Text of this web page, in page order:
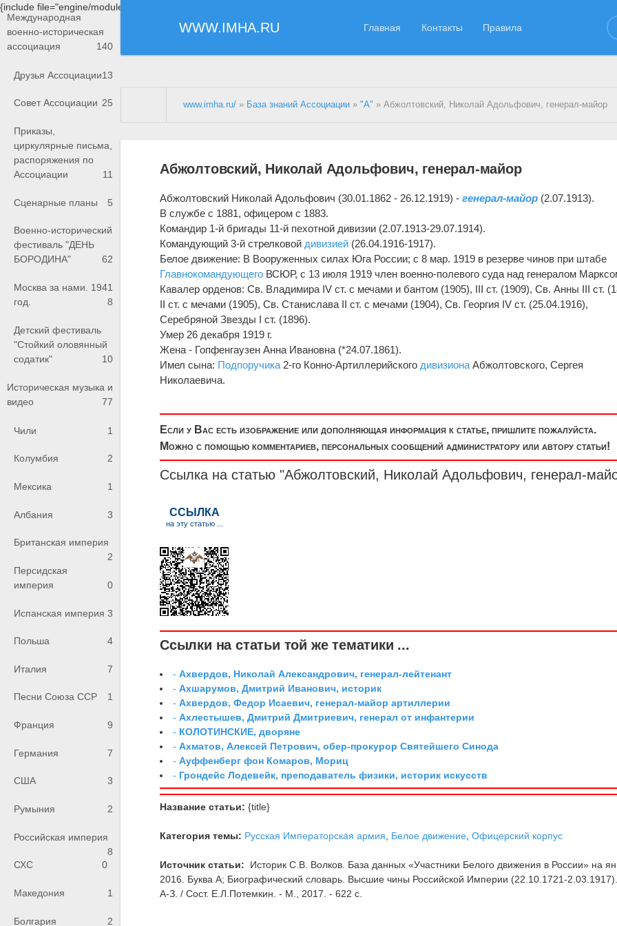
{include file="engine/modules/saperu/head.php"}
WWW.IMHA.RU Главная Контакты Правила
Международная
военно-историческая
ассоциация
140
Друзья Ассоциации13
Совет Ассоциации 25
Приказы,
циркулярные письма,
распоряжения по
Ассоциации
11
Сценарные планы 5
Военно-исторический
фестиваль "ДЕНЬ
БОРОДИНА"
62
Москва за нами. 1941
год.
8
Детский фестиваль
"Стойкий оловянный
содатик"
10
Историческая музыка и
видео
77
Чили 1
Колумбия 2
Мексика 1
Албания 3
Британская империя
2
Персидская
империя
0
Испанская империя 3
Польша 4
Италия 7
Песни Союза ССР 1
Франция 9
Германия 7
США 3
Румыния 2
Российская империя
8
СХС
0
Македония 1
Болгария 2
www.imha.ru/ » База знаний Ассоциации »"А" » Абжолтовский, Николай Адольфович, генерал-майор
Абжолтовский, Николай Адольфович, генерал-майор
Абжолтовский Николай Адольфович (30.01.1862 - 26.12.1919) -генерал-майор (2.07.1913).
В службе с 1881, офицером с 1883.
Командир 1-й бригады 11-й пехотной дивизии (2.07.1913-29.07.1914).
Командующий 3-й стрелковой дивизией (26.04.1916-1917).
Белое движение: В Вооруженных силах Юга России; с 8 мар. 1919 в резерве чинов при штабе
Главнокомандующего ВСЮР, с 13 июля 1919 член военно-полевого суда над генералом
Кавалер орденов: Св. Владимира IV ст. с мечами и бантом (1905), III ст. (1909), Св. Анны III ст.
II ст. с мечами (1905), Св. Станислава II ст. с мечами (1904), Св. Георгия IV ст. (25.04.1916),
Серебряной Звезды I ст. (1896).
Умер 26 декабря 1919 г.
Жена - Гопфенгаузен Анна Ивановна (*24.07.1861).
Имел сына: Подпоручика 2-го Конно-Артиллерийского дивизиона Абжолтовского, Сергея
Николаевича.
Если у Вас есть изображение или дополняющая информация к статье, пришлите пожалуйста.
Можно с помощью комментариев, персональных сообщений администратору или автору статьи!
Ссылка на статью "Абжолтовский, Николай Адольфович, генерал-
Ссылки на статьи той же тематики ...
-Ахвердов, Николай Александрович, генерал-лейтенант
-Ахшарумов, Дмитрий Иванович, историк
-Ахвердов, Федор Исаевич, генерал-майор артиллерии
-Ахлестышев, Дмитрий Дмитриевич, генерал от инфантерии
- КОЛОТИНСКИЕ, дворяне
-Ахматов, Алексей Петрович, обер-прокурор Святейшего Синода
-Ауффенберг фон Комаров, Мориц
- Грондейс Лодевейк, преподаватель физики, историк искусств
Название статьи: {title}
Категория темы: Русская Императорская армия Белое движение ,Офицерский корпус
Источник статьи:
Историк С.В. Волков. База данных «Участники Белого движения в России» на
2016. Буква А; Биографический словарь. Высшие чины Российской Империи (22.10.1721-
А-З. / Сост. Е.Л.Потемкин. - М., 2017. - 622 с.